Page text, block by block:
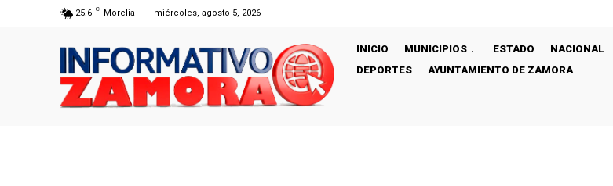
25.6 C Morelia miércoles, agosto 5, 2026
INICIO MUNICIPIOS ESTADO NACIONAL
DEPORTES
AYUNTAMIENTO DE ZAMORA